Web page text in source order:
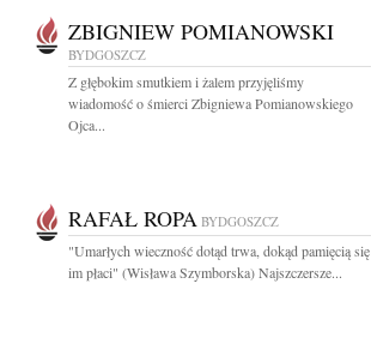
ZBIGNIEW POMIANOWSKI
BYDGOSZCZ
Z głębokim smutkiem i żalem przyjęliśmy
wiadomość o śmierci Zbigniewa Pomianowskiego
Ojca...
RAFAŁ ROPA BYDGOSZCZ
"Umarłych wieczność dotąd trwa, dokąd pamięcią się
im płaci" (Wisława Szymborska) Najszczersze...